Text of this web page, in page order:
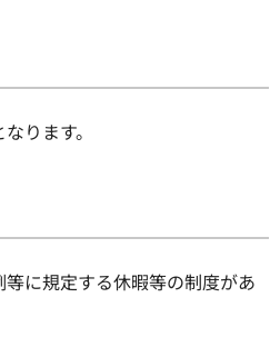
ります。
に規定する休暇等の制度があ